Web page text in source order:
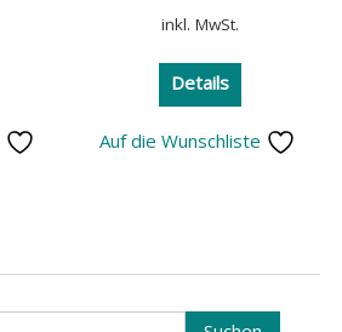
inkl. MwSt.
Details
Auf die Wunschliste
Suchen